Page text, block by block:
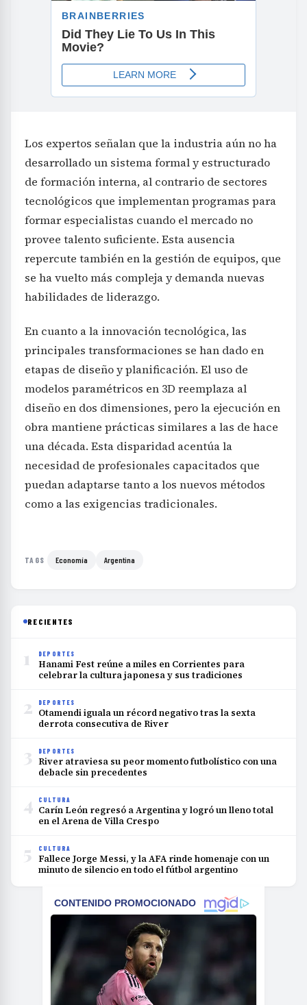
Los expertos señalan que la industria aún no ha
desarrollado un sistema formal y estructurado
de formación interna, al contrario de sectores
tecnológicos que implementan programas para
formar especialistas cuando el mercado no
provee talento suficiente. Esta ausencia
repercute también en la gestión de equipos, que
se ha vuelto más compleja y demanda nuevas
habilidades de liderazgo.
En cuanto a la innovación tecnológica, las
principales transformaciones se han dado en
etapas de diseño y planificación. El uso de
modelos paramétricos en 3D reemplaza al
diseño en dos dimensiones, pero la ejecución en
obra mantiene prácticas similares a las de hace
una década. Esta disparidad acentúa la
necesidad de profesionales capacitados que
puedan adaptarse tanto a los nuevos métodos
como a las exigencias tradicionales.
TAGS Economía Argentina
RECIENTES
1 DEPORTES
Hanami Fest reúne a miles en Corrientes para
celebrar la cultura japonesa y sus tradiciones
2 DEPORTES
Otamendi iguala un récord negativo tras la sexta
derrota consecutiva de River
3 DEPORTES
River atraviesa su peor momento futbolístico con una
debacle sin precedentes
4 CULTURA
Carín León regresó a Argentina y logró un lleno total
en el Arena de Villa Crespo
5 CULTURA
Fallece Jorge Messi, y la AFA rinde homenaje con un
minuto de silencio en todo el fútbol argentino